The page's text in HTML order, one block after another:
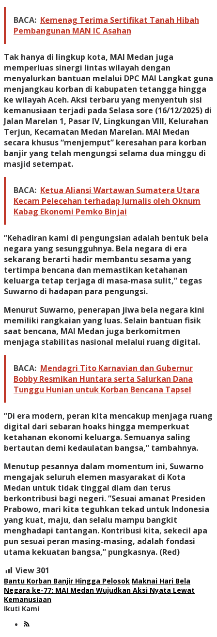
BACA: Kemenag Terima Sertifikat Tanah Hibah
Pembangunan MAN IC Asahan
Tak hanya di lingkup kota, MAI Medan juga
memperluas sinergi lintas wilayah dengan
menyalurkan bantuan melalui DPC MAI Langkat guna
menjangkau korban di kabupaten tetangga hingga
ke wilayah Aceh. ​Aksi terbaru yang menyentuh sisi
kemanusiaan terjadi pada Selasa sore (16/12/2025) di
Jalan Marelan 1, Pasar IV, Lingkungan VIII, Kelurahan
Terjun, Kecamatan Medan Marelan. MAI Medan
secara khusus “menjemput” keresahan para korban
banjir yang telah mengungsi selama dua minggu di
masjid setempat.
BACA: Ketua Aliansi Wartawan Sumatera Utara
Kecam Pelecehan terhadap Jurnalis oleh Oknum
Kabag Ekonomi Pemko Binjai
​”Kehadiran kami di pengungsian adalah bentuk bela
negara yang sesungguhnya. Bela negara di era
sekarang berarti hadir membantu sesama yang
tertimpa bencana dan memastikan ketahanan
keluarga tetap terjaga di masa-masa sulit,” tegas
Suwarno di hadapan para pengungsi.
​Menurut Suwarno, penerapan jiwa bela negara kini
memiliki rangkaian yang luas. Selain bantuan fisik
saat bencana, MAI Medan juga berkomitmen
menjaga stabilitas nasional melalui ruang digital.
BACA: Mendagri Tito Karnavian dan Gubernur
Bobby Resmikan Huntara serta Salurkan Dana
Tunggu Hunian untuk Korban Bencana Tapsel
​”Di era modern, peran kita mencakup menjaga ruang
digital dari sebaran hoaks hingga memperkuat
ketahanan ekonomi keluarga. Semuanya saling
bertautan demi kedaulatan bangsa,” tambahnya.
​Menutup pesannya dalam momentum ini, Suwarno
mengajak seluruh elemen masyarakat di Kota
Medan untuk tidak tinggal diam dan terus
berkontribusi bagi negeri. ​”Sesuai amanat Presiden
Prabowo, mari kita teguhkan tekad untuk Indonesia
yang kuat, maju, dan selalu mampu bangkit
menghadapi tantangan. Kontribusi kita, sekecil apa
pun sesuai peran masing-masing, adalah fondasi
utama kekuatan bangsa,” pungkasnya. (Red)
View301
Bantu Korban Banjir Hingga Pelosok Maknai Hari Bela
Negara ke-77: MAI Medan Wujudkan Aksi Nyata Lewat
Kemanusiaan
Ikuti Kami